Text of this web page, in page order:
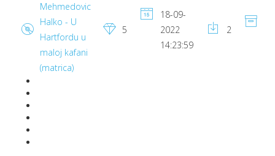
Mehmedovic
Halko - U
Hartfordu u
maloj kafani
(matrica)
5
18-09-
2022
14:23:59
2